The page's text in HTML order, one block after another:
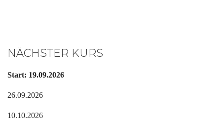
NÄCHSTER KURS
Start: 19.09.2026
26.09.2026
10.10.2026